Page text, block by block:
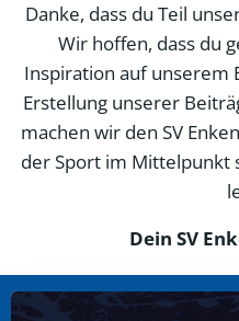
Danke, dass du Teil
Wir hoffen, dass du
Inspiration auf unserem
Erstellung unserer
machen wir den SV
der Sport im Mittelpunkt
Dein SV